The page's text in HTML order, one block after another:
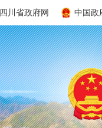
四川省政府网 中国政